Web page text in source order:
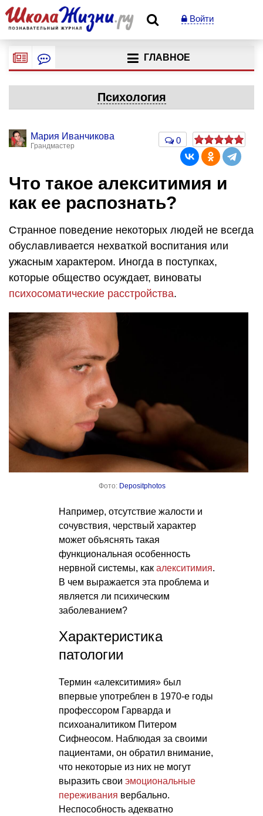
Войти
ГЛАВНОЕ
Психология
Мария Иванчикова
Грандмастер
0
Что такое алекситимия и
как ее распознать?
Странное поведение некоторых людей не всегда
обуславливается нехваткой воспитания или
ужасным характером. Иногда в поступках,
которые общество осуждает, виноваты
психосоматические расстройства.
Фото: Depositphotos
Например, отсутствие жалости и
сочувствия, черствый характер
может объяснять такая
функциональная особенность
нервной системы, как алекситимия.
В чем выражается эта проблема и
является ли психическим
заболеванием?
Характеристика
патологии
Термин «алекситимия» был
впервые употреблен в 1970-е годы
профессором Гарварда и
психоаналитиком Питером
Сифнеосом. Наблюдая за своими
пациентами, он обратил внимание,
что некоторые из них не могут
выразить свои эмоциональные
переживания вербально.
Неспособность адекватно